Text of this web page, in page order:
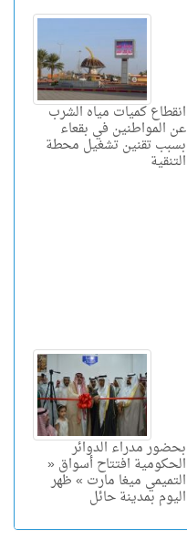
انقطاع كميات مياه الشرب
عن المواطنين في بقعاء
بسبب تقنين تشغيل محطة
التنقية
بحضور مدراء الدوائر
الحكومية افتتاح أسواق «
التميمي ميغا مارت » ظهر
اليوم بمدينة حائل